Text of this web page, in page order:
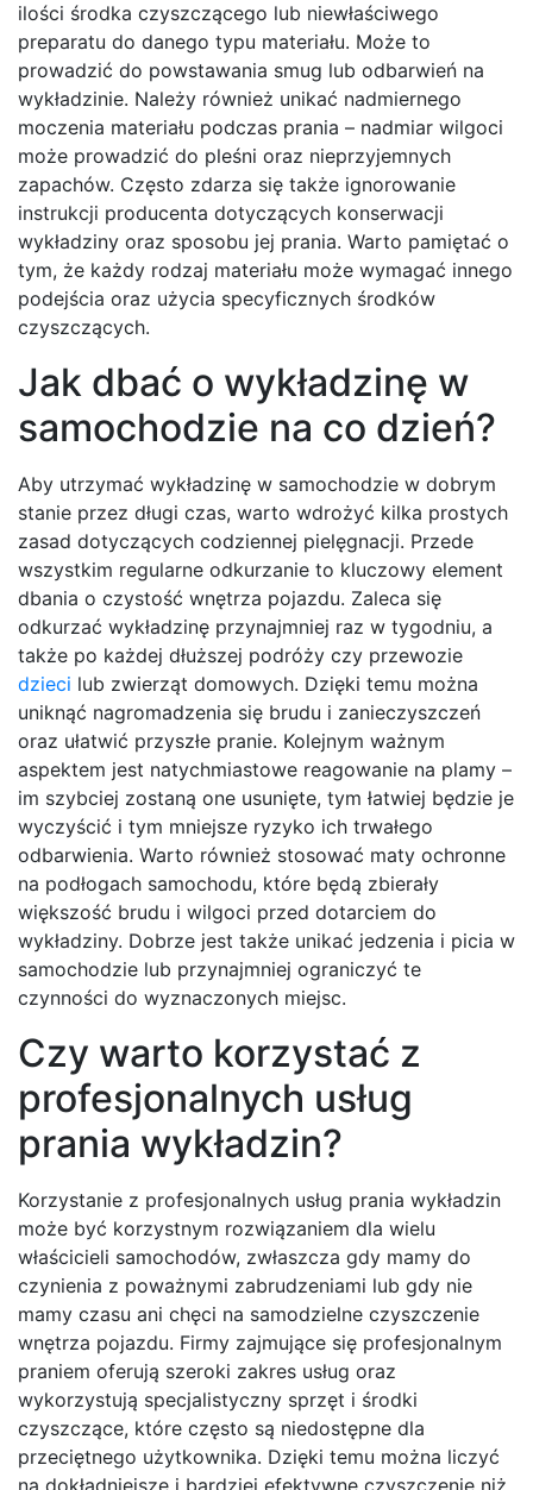
ilości środka czyszczącego lub niewłaściwego
preparatu do danego typu materiału. Może to
prowadzić do powstawania smug lub odbarwień na
wykładzinie. Należy również unikać nadmiernego
moczenia materiału podczas prania – nadmiar wilgoci
może prowadzić do pleśni oraz nieprzyjemnych
zapachów. Często zdarza się także ignorowanie
instrukcji producenta dotyczących konserwacji
wykładziny oraz sposobu jej prania. Warto pamiętać o
tym, że każdy rodzaj materiału może wymagać innego
podejścia oraz użycia specyficznych środków
czyszczących.
Jak dbać o wykładzinę w
samochodzie na co dzień?
Aby utrzymać wykładzinę w samochodzie w dobrym
stanie przez długi czas, warto wdrożyć kilka prostych
zasad dotyczących codziennej pielęgnacji. Przede
wszystkim regularne odkurzanie to kluczowy element
dbania o czystość wnętrza pojazdu. Zaleca się
odkurzać wykładzinę przynajmniej raz w tygodniu, a
także po każdej dłuższej podróży czy przewozie
dzieci lub zwierząt domowych. Dzięki temu można
uniknąć nagromadzenia się brudu i zanieczyszczeń
oraz ułatwić przyszłe pranie. Kolejnym ważnym
aspektem jest natychmiastowe reagowanie na plamy –
im szybciej zostaną one usunięte, tym łatwiej będzie je
wyczyścić i tym mniejsze ryzyko ich trwałego
odbarwienia. Warto również stosować maty ochronne
na podłogach samochodu, które będą zbierały
większość brudu i wilgoci przed dotarciem do
wykładziny. Dobrze jest także unikać jedzenia i picia w
samochodzie lub przynajmniej ograniczyć te
czynności do wyznaczonych miejsc.
Czy warto korzystać z
profesjonalnych usług
prania wykładzin?
Korzystanie z profesjonalnych usług prania wykładzin
może być korzystnym rozwiązaniem dla wielu
właścicieli samochodów, zwłaszcza gdy mamy do
czynienia z poważnymi zabrudzeniami lub gdy nie
mamy czasu ani chęci na samodzielne czyszczenie
wnętrza pojazdu. Firmy zajmujące się profesjonalnym
praniem oferują szeroki zakres usług oraz
wykorzystują specjalistyczny sprzęt i środki
czyszczące, które często są niedostępne dla
przeciętnego użytkownika. Dzięki temu można liczyć